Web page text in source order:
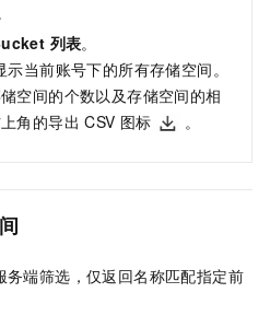
列表。
当前账号下的所有存储空间。
空间的个数以及存储空间的相
角的导出 CSV 图标 。
务端筛选，仅返回名称匹配指定前